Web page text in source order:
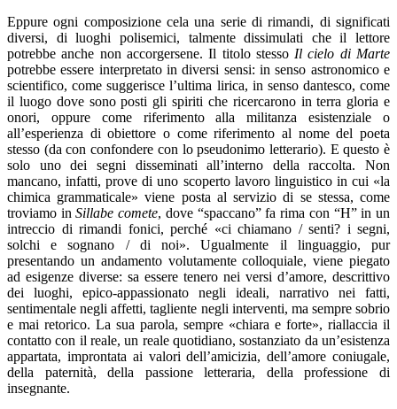
Eppure ogni composizione cela una serie di rimandi, di significati
diversi, di luoghi polisemici, talmente dissimulati che il lettore
potrebbe anche non accorgersene. Il titolo stesso Il cielo di Marte
potrebbe essere interpretato in diversi sensi: in senso astronomico e
scientifico, come suggerisce l’ultima lirica, in senso dantesco, come
il luogo dove sono posti gli spiriti che ricercarono in terra gloria e
onori, oppure come riferimento alla militanza esistenziale o
all’esperienza di obiettore o come riferimento al nome del poeta
stesso (da con confondere con lo pseudonimo letterario). E questo è
solo uno dei segni disseminati all’interno della raccolta. Non
mancano, infatti, prove di uno scoperto lavoro linguistico in cui «la
chimica grammaticale» viene posta al servizio di se stessa, come
troviamo inSillabe comete, dove “spaccano” fa rima con “H” in un
intreccio di rimandi fonici, perché «ci chiamano / senti? i segni,
solchi e sognano / di noi». Ugualmente il linguaggio, pur
presentando un andamento volutamente colloquiale, viene piegato
ad esigenze diverse: sa essere tenero nei versi d’amore, descrittivo
dei luoghi, epico-appassionato negli ideali, narrativo nei fatti,
sentimentale negli affetti, tagliente negli interventi, ma sempre sobrio
e mai retorico. La sua parola, sempre «chiara e forte», riallaccia il
contatto con il reale, un reale quotidiano, sostanziato da un’esistenza
appartata, improntata ai valori dell’amicizia, dell’amore coniugale,
della paternità, della passione letteraria, della professione di
insegnante.